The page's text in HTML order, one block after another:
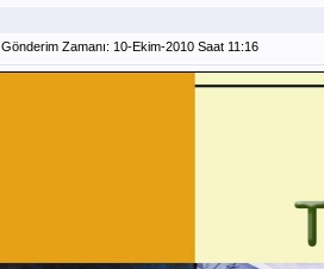
Gönderim Zamanı: 10-Ekim-2010 Saat 11:16